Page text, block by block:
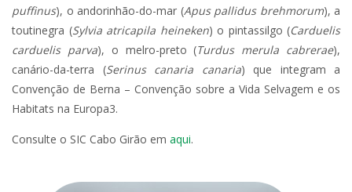
puffinus), o andorinhão-do-mar (Apus pallidus brehmorum), a
toutinegra (Sylvia atricapila heineken) o pintassilgo (Carduelis
carduelis parva), o melro-preto (Turdus merula cabrerae),
canário-da-terra (Serinus canaria canaria) que integram a
Convenção de Berna – Convenção sobre a Vida Selvagem e os
Habitats na Europa3.
Consulte o SIC Cabo Girão em aqui.